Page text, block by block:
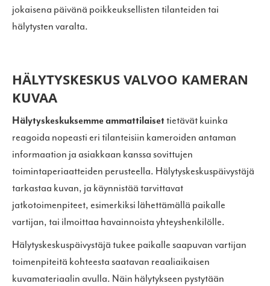
jokaisena päivänä poikkeuksellisten tilanteiden tai
hälytysten varalta.
HÄLYTYSKESKUS VALVOO KAMERAN
KUVAA
Hälytyskeskuksemme ammattilaisettietävät kuinka
reagoida nopeasti eri tilanteisiin kameroiden antaman
informaation ja asiakkaan kanssa sovittujen
toimintaperiaatteiden perusteella. Hälytyskeskuspäivystäjä
tarkastaa kuvan, ja käynnistää tarvittavat
jatkotoimenpiteet, esimerkiksi lähettämällä paikalle
vartijan, tai ilmoittaa havainnoista yhteyshenkilölle.
Hälytyskeskuspäivystäjä tukee paikalle saapuvan vartijan
toimenpiteitä kohteesta saatavan reaaliaikaisen
kuvamateriaalin avulla. Näin hälytykseen pystytään